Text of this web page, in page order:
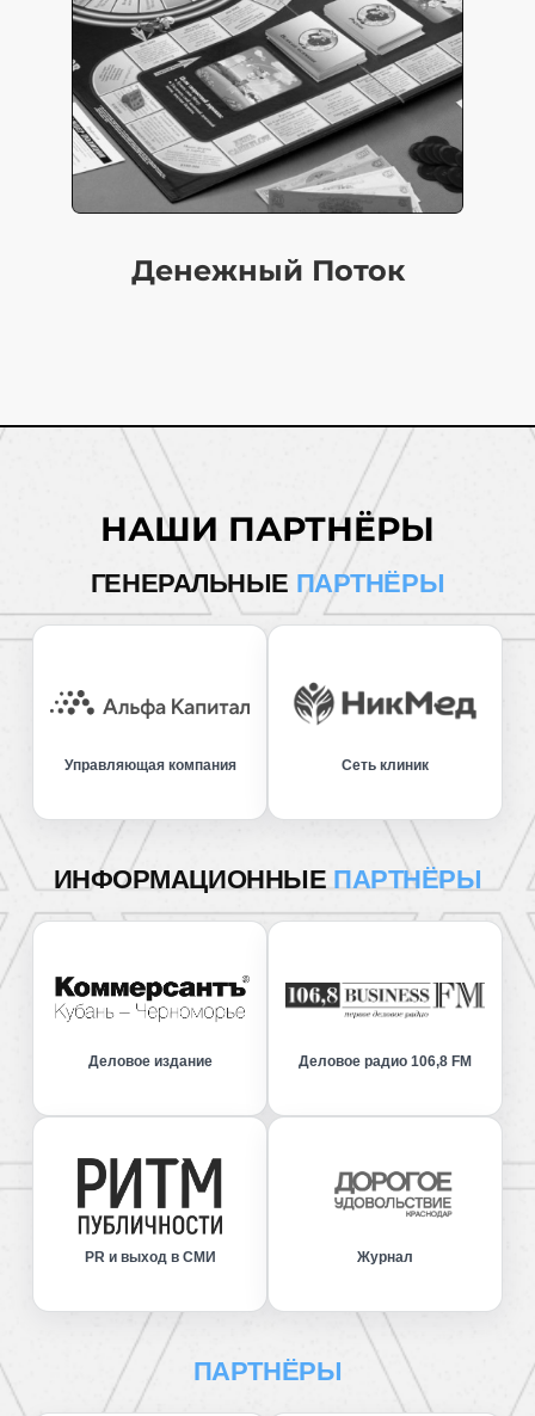
Денежный Поток
НАШИ ПАРТНЁРЫ
ГЕНЕРАЛЬНЫЕ ПАРТНЁРЫ
Управляющая компания Сеть клиник
ИНФОРМАЦИОННЫЕ ПАРТНЁРЫ
Деловое издание Деловое радио 106,8 FM
PR и выход в СМИ Журнал
ПАРТНЁРЫ